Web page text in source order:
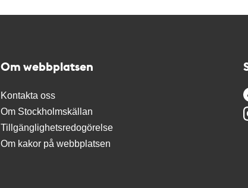
Om webbplatsen
Kontakta oss
Om Stockholmskällan
Tillgänglighetsredogörelse
Om kakor på webbplatsen